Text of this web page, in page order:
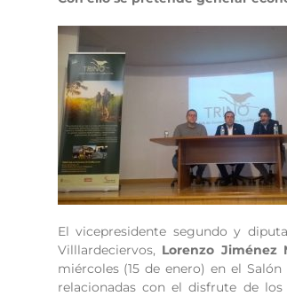
El vicepresidente segundo y
Villlardeciervos, Lorenzo Jiménez
miércoles (15 de enero) en el
relacionadas con el disfrute de